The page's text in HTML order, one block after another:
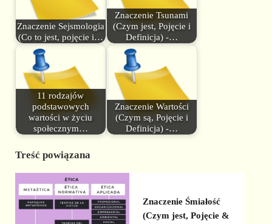
Znaczenie Sejsmologia
(Co to jest, pojęcie i…
Znaczenie Tsunami
(Czym jest, Pojęcie i
Definicja) -…
11 rodzajów
podstawowych
wartości w życiu
społecznym…
Znaczenie Wartości
(Czym są, Pojęcie i
Definicja) -…
Treść powiązana
Znaczenie Śmiałość
(Czym jest, Pojęcie &